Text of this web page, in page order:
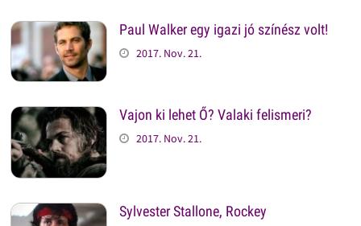
Paul Walker egy igazi jó színész volt!
2017. Nov. 21.
Vajon ki lehet Ő? Valaki felismeri?
2017. Nov. 21.
Sylvester Stallone, Rockey